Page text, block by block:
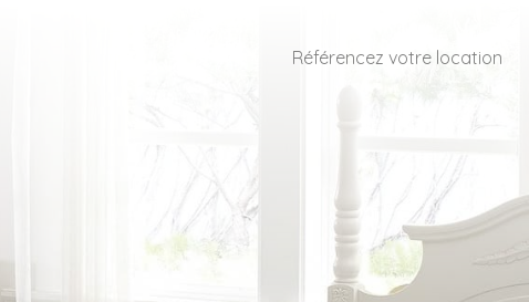
Référencez votre location